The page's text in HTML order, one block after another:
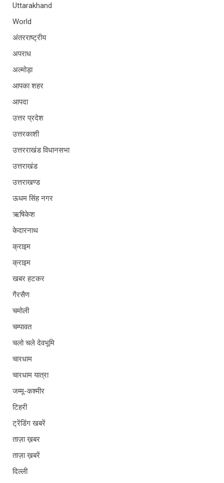
Uttarakhand
World
अंतरराष्ट्रीय
अपराध
अल्मोड़ा
आपका शहर
आपदा
उत्तर प्रदेश
उत्तरकाशी
उत्तरराखंड विधानसभा
उत्तराखंड
उत्तराखण्ड
ऊधम सिंह नगर
ऋषिकेश
केदारनाथ
क्राइम
क्राइम
खबर हटकर
गैरसैण
चमोली
चम्पावत
चलो चले देवभूमि
चारधाम
चारधाम यात्रा
जम्मू-कश्मीर
टिहरी
ट्रेंडिंग खबरें
ताज़ा ख़बर
ताज़ा ख़बरें
दिल्ली